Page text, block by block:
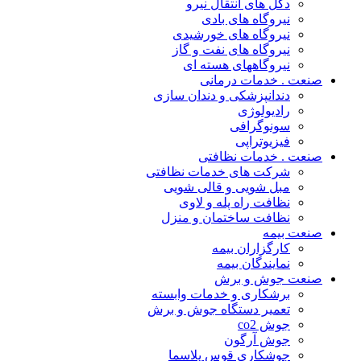
دکل های انتقال نیرو
نیروگاه های بادی
نیروگاه های خورشیدی
نیروگاه های نفت و گاز
نیروگاههای هسته ای
صنعت . خدمات درمانی
دندانپزشکی و دندان سازی
رادیولوژی
سونوگرافی
فیزیوتراپی
صنعت . خدمات نظافتی
شرکت های خدمات نظافتی
مبل شویی و قالی شویی
نظافت راه پله و لاوی
نظافت ساختمان و منزل
صنعت بیمه
کارگزاران بیمه
نمایندگان بیمه
صنعت جوش و برش
برشکاری و خدمات وابسته
تعمیر دستگاه جوش و برش
جوش co2
جوش آرگون
جوشکاری قوس پلاسما